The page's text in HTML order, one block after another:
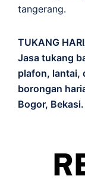
tangerang.
TUKANG
Jasa tukang
plafon, lantai,
borongan
Bogor, Bekasi.